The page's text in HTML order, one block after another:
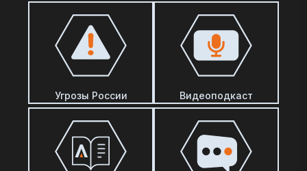
Угрозы России Видеоподкаст